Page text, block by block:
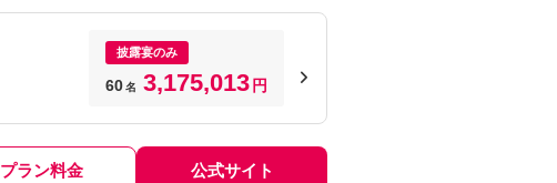
披露宴のみ
60名 3,175,013 円
プラン料金 公式サイト